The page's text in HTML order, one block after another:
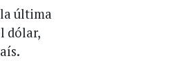
última
dólar,